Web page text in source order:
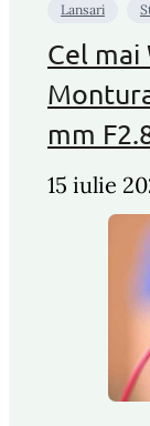
Lansari
Cel mai
mm
15 iulie